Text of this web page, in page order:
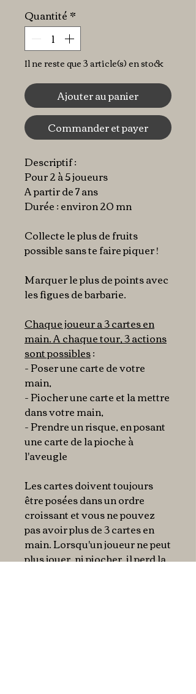
Quantité *
Il ne reste que 3 article(s) en stock
Ajouter au panier
Commander et payer
Descriptif :
Pour 2 à 5 joueurs
A partir de 7 ans
Durée : environ 20 mn
Collecte le plus de fruits
possible sans te faire piquer !
Marquer le plus de points avec
les figues de barbarie.
Chaque joueur a 3 cartes en
main. A chaque tour, 3 actions
sont possibles:
- Poser une carte de votre
main,
- Piocher une carte et la mettre
dans votre main,
- Prendre un risque, en posant
une carte de la pioche à
l'aveugle
Les cartes doivent toujours
être posées dans un ordre
croissant et vous ne pouvez
pas avoir plus de 3 cartes en
main. Lorsqu'un joueur ne peut
plus jouer, ni piocher, il perd la